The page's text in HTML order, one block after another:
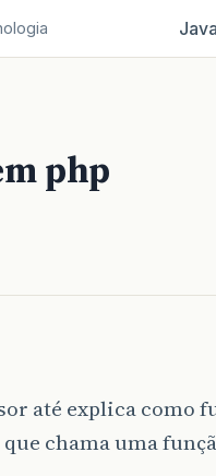
Java
php
até explica como
chama uma